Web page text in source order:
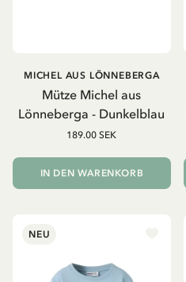
Mütze Michel aus
Lönneberga - Dunkelblau
MICHEL AUS LÖNNEBERGA
189.00 SEK
IN DEN WARENKORB
NEU